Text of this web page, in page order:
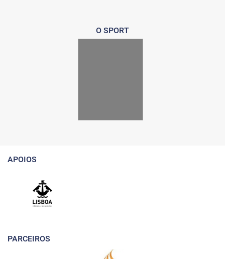
O SPORT
APOIOS
PARCEIROS